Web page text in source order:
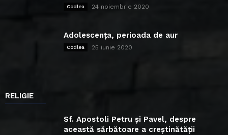
Codlea 24 noiembrie 2020
Adolescența, perioada de aur
Codlea 25 iunie 2020
RELIGIE
Sf. Apostoli Petru și Pavel, despre
această sărbătoare a creștinătății